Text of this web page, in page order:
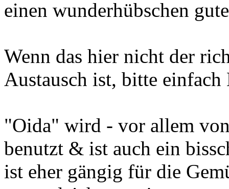
einen wunderhübschen
Wenn das hier nicht der
Austausch ist, bitte einfach
"Oida" wird - vor allem
benutzt & ist auch ein
ist eher gängig für die